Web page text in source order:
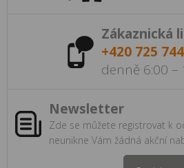
Zákaznická
+420 725
denně 6:00 –
Newsletter
Zde se můžete registrovat k
neunikne Vám žádná akční